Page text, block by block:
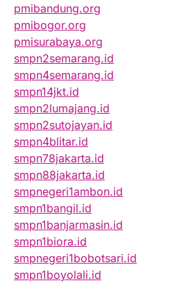
pmibandung.org
pmibogor.org
pmisurabaya.org
smpn2semarang.id
smpn4semarang.id
smpn14jkt.id
smpn2lumajang.id
smpn2sutojayan.id
smpn4blitar.id
smpn78jakarta.id
smpn88jakarta.id
smpnegeri1ambon.id
smpn1bangil.id
smpn1banjarmasin.id
smpn1biora.id
smpnegeri1bobotsari.id
smpn1boyolali.id